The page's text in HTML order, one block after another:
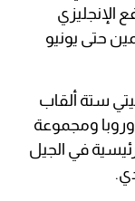
الإنجليزي
حتى يونيو
ستة ألقاب
ومجموعة
في الجيل